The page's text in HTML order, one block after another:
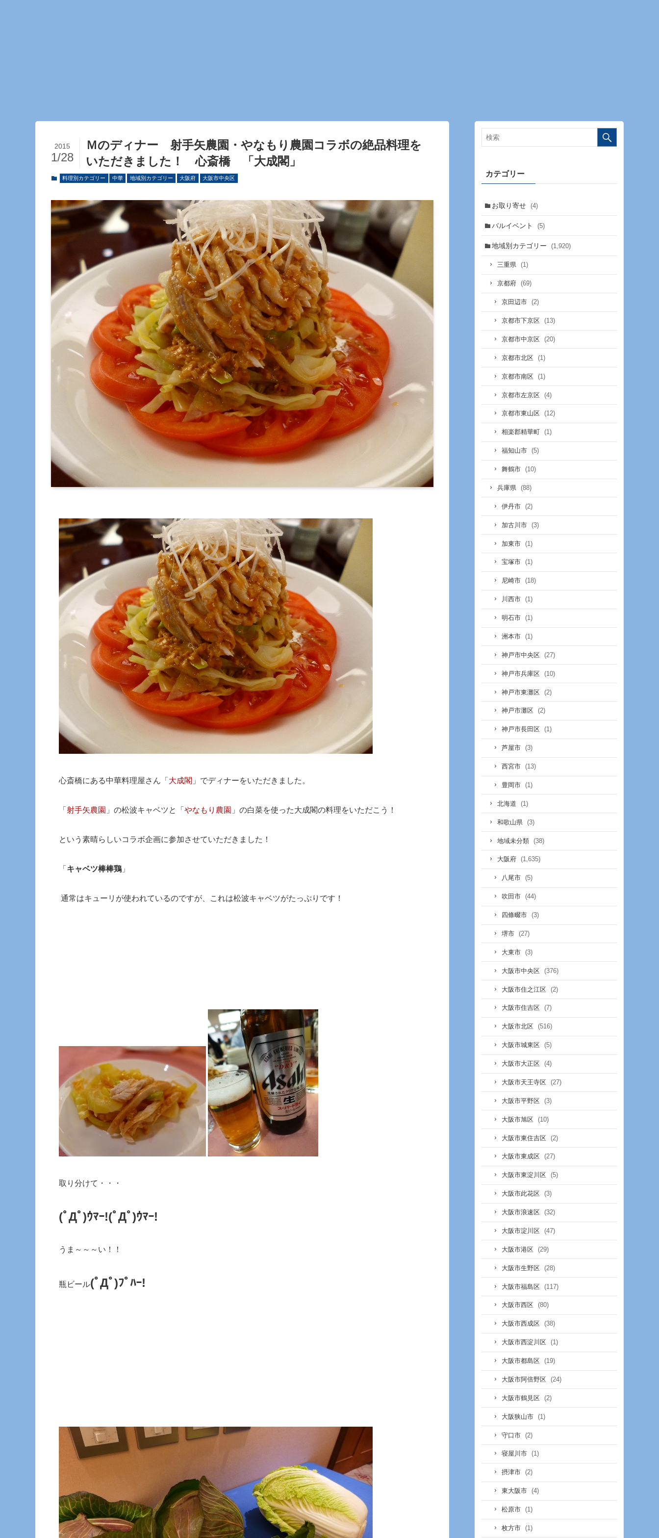
Ｍのディナー 射手矢農園・やなもり農園コラボの絶品料理を
いただきました！ 心斎橋 「大成閣」
2015
1/28
料理別カテゴリー 中華 地域別カテゴリー 大阪府 大阪市中央区
心斎橋にある中華料理屋さん「 大成閣 」でディナーをいただきました。
「 射手矢農園 」の松波キャベツと「 やなもり農園 」の白菜を使った大成閣の料理をいただこう！
という素晴らしいコラボ企画に参加させていただきました！
「 キャベツ棒棒鶏 」
通常はキューリが使われているのですが、これは松波キャベツがたっぷりです！
取り分けて・・・
(ﾟДﾟ)ｳﾏｰ!(ﾟДﾟ)ｳﾏｰ!
うま～～～い！！
瓶ビール(ﾟДﾟ)ﾌﾟﾊｰ!
カテゴリー
お取り寄せ (4)
バルイベント (5)
地域別カテゴリー (1,920)
三重県 (1)
京都府 (69)
京田辺市 (2)
京都市下京区 (13)
京都市中京区 (20)
京都市北区 (1)
京都市南区 (1)
京都市左京区 (4)
京都市東山区 (12)
相楽郡精華町 (1)
福知山市 (5)
舞鶴市 (10)
兵庫県 (88)
伊丹市 (2)
加古川市 (3)
加東市 (1)
宝塚市 (1)
尼崎市 (18)
川西市 (1)
明石市 (1)
洲本市 (1)
神戸市中央区 (27)
神戸市兵庫区 (10)
神戸市東灘区 (2)
神戸市灘区 (2)
神戸市長田区 (1)
芦屋市 (3)
西宮市 (13)
豊岡市 (1)
北海道 (1)
和歌山県 (3)
地域未分類 (38)
大阪府 (1,635)
八尾市 (5)
吹田市 (44)
四條畷市 (3)
堺市 (27)
大東市 (3)
大阪市中央区 (376)
大阪市住之江区 (2)
大阪市住吉区 (7)
大阪市北区 (516)
大阪市城東区 (5)
大阪市大正区 (4)
大阪市天王寺区 (27)
大阪市平野区 (3)
大阪市旭区 (10)
大阪市東住吉区 (2)
大阪市東成区 (27)
大阪市東淀川区 (5)
大阪市此花区 (3)
大阪市浪速区 (32)
大阪市淀川区 (47)
大阪市港区 (29)
大阪市生野区 (28)
大阪市福島区 (117)
大阪市西区 (80)
大阪市西成区 (38)
大阪市西淀川区 (1)
大阪市都島区 (19)
大阪市阿倍野区 (24)
大阪市鶴見区 (2)
大阪狭山市 (1)
守口市 (2)
寝屋川市 (1)
摂津市 (2)
東大阪市 (4)
松原市 (1)
枚方市 (1)